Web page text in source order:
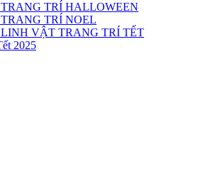
TRÍ HALLOWEEN
TRÍ NOEL
VẬT TRANG TRÍ TẾT
2025